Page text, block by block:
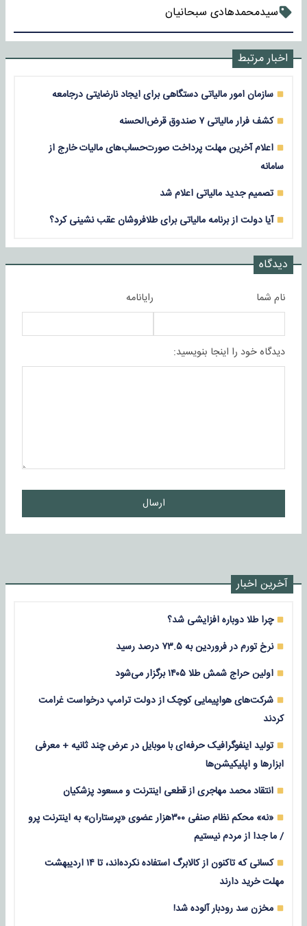
سیدمحمدهادی سبحانیان
اخبار مرتبط
سازمان امور مالیاتی دستگاهی برای ایجاد نارضایتی درجامعه
کشف فرار مالیاتی ۷ صندوق قرض‌الحسنه
اعلام آخرین مهلت پرداخت صورت‌حساب‌های مالیات خارج از
سامانه
تصمیم جدید مالیاتی اعلام شد
آیا دولت از برنامه مالیاتی برای طلافروشان عقب نشینی کرد؟
دیدگاه
نام شما رایانامه
دیدگاه خود را اینجا بنویسید:
ارسال
آخرین اخبار
چرا طلا دوباره افزایشی شد؟
نرخ تورم در فروردین به ۷۳.۵ درصد رسید
اولین حراج شمش طلا ۱۴۰۵ برگزار می‌شود
شرکت‌های هواپیمایی کوچک از دولت ترامپ درخواست غرامت
کردند
تولید اینفوگرافیک حرفه‌ای با موبایل در عرض چند ثانیه + معرفی
ابزارها و اپلیکیشن‌ها
انتقاد محمد مهاجری از قطعی اینترنت و مسعود پزشکیان
«نه» محکم نظام صنفی ۳۰۰هزار عضوی «پرستاران» به اینترنت پرو
/ ما جدا از مردم نیستیم
کسانی که تاکنون از کالابرگ استفاده نکرده‌اند، تا ۱۴ اردیبهشت
مهلت خرید دارند
مخزن سد رودبار آلوده شد!